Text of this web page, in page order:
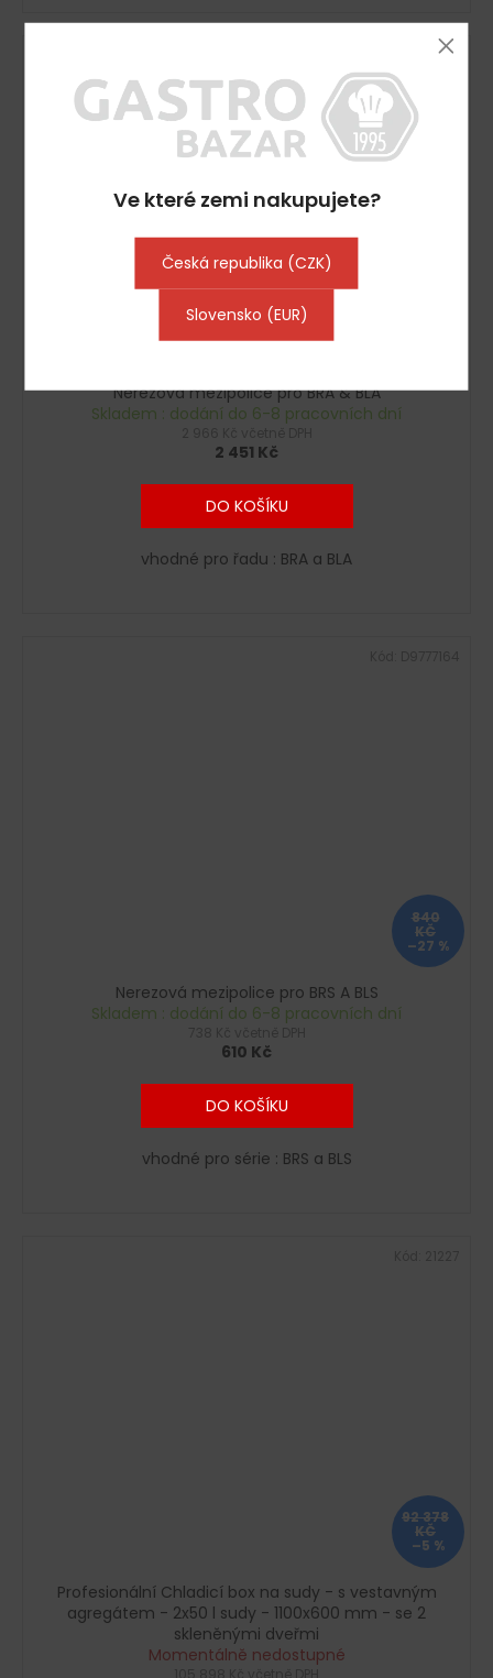
Nerezová mezipolice pro BRA & BLA
Skladem : dodání do 6-8 pracovních dní
2 451 Kč
DO KOŠÍKU
vhodné pro řadu : BRA a BLA
D9774508
840
KČ
–27 %
Nerezová mezipolice pro BRS A BLS
Skladem : dodání do 6-8 pracovních dní
610 Kč
DO KOŠÍKU
vhodné pro série : BRS a BLS
92 378
KČ
–5 %
Profesionální Chladicí box na sudy - s vestavným
agregátem - 2x50 l sudy - 1100x600 mm - se 2
skleněnými dveřmi
Momentálně nedostupné
Ve které zemi nakupujete?
Česká republika (CZK)
Slovensko (EUR)